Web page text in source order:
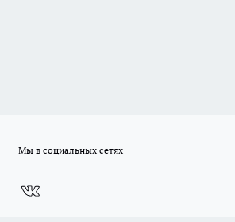
Мы в социальных сетях